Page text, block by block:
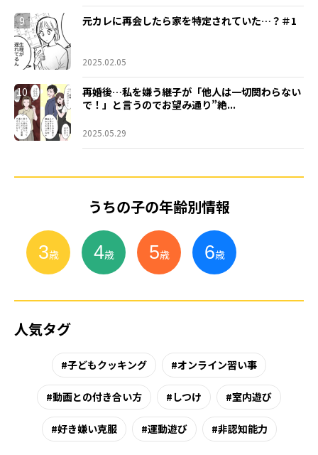
9 元カレに再会したら家を特定されていた…？＃1
2025.02.05
10
再婚後…私を嫌う継子が「他人は一切関わらない
で！」と言うのでお望み通り”絶...
2025.05.29
うちの子の年齢別情報
3歳 4歳 5歳 6歳
人気タグ
子どもクッキング オンライン習い事
動画との付き合い方 しつけ 室内遊び
好き嫌い克服 運動遊び 非認知能力